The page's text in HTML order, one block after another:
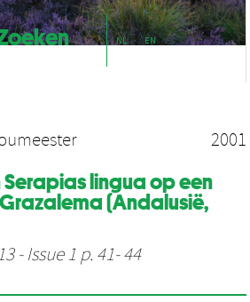
NL EN
2001
lingua op een
(Andalusië,
- Issue 1 p. 41- 44